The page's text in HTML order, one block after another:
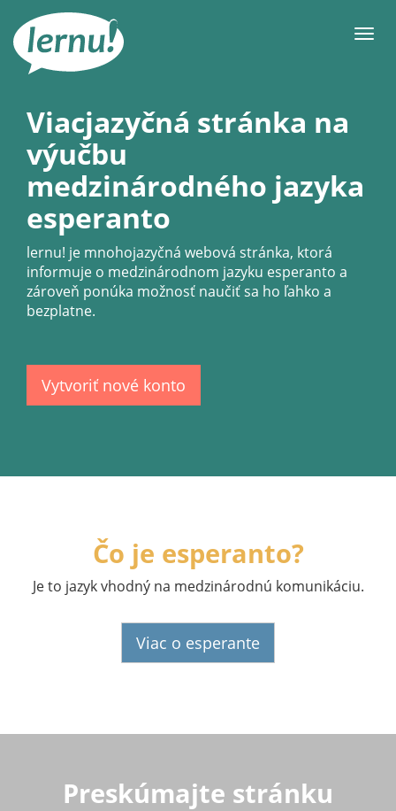
obsah
Viacjazyčná stránka na
výučbu
medzinárodného jazyka
esperanto
lernu! je mnohojazyčná webová stránka, ktorá
informuje o medzinárodnom jazyku esperanto a
zároveň ponúka možnosť naučiť sa ho ľahko a
bezplatne.
Vytvoriť nové konto
Čo je esperanto?
Je to jazyk vhodný na medzinárodnú komunikáciu.
Viac o esperante
Preskúmajte stránku